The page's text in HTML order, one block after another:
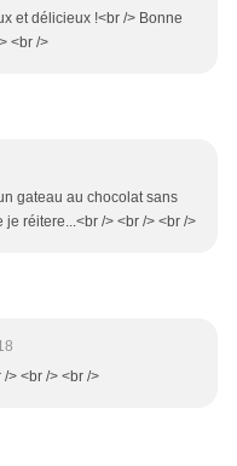
et délicieux !<br /> Bonne
<br />
gateau au chocolat sans
réitere...<br /> <br /> <br />
> <br /> <br />